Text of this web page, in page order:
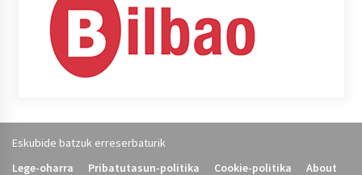
Eskubide batzuk erreserbaturik
Lege-oharra
Pribatutasun-politika Cookie-politika About